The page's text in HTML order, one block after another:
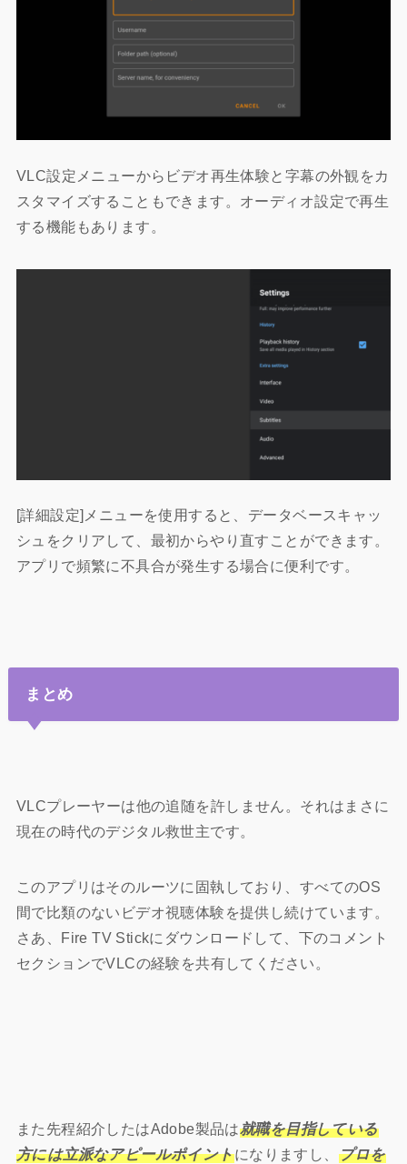
VLC設定メニューからビデオ再生体験と字幕の外観をカ
スタマイズすることもできます。オーディオ設定で再生
する機能もあります。
[詳細設定]メニューを使用すると、データベースキャッ
シュをクリアして、最初からやり直すことができます。
アプリで頻繁に不具合が発生する場合に便利です。
まとめ
VLCプレーヤーは他の追随を許しません。それはまさに
現在の時代のデジタル救世主です。
このアプリはそのルーツに固執しており、すべてのOS
間で比類のないビデオ視聴体験を提供し続けています。
さあ、Fire TV Stickにダウンロードして、下のコメント
セクションでVLCの経験を共有してください。
また先程紹介したはAdobe製品は就職を目指している
方には立派なアピールポイントになりますし、 プロを